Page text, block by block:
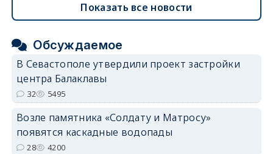
Показать все новости
Обсуждаемое
В Севастополе утвердили проект застройки
центра Балаклавы
32 5495
Возле памятника «Солдату и Матросу»
появятся каскадные водопады
28 4200